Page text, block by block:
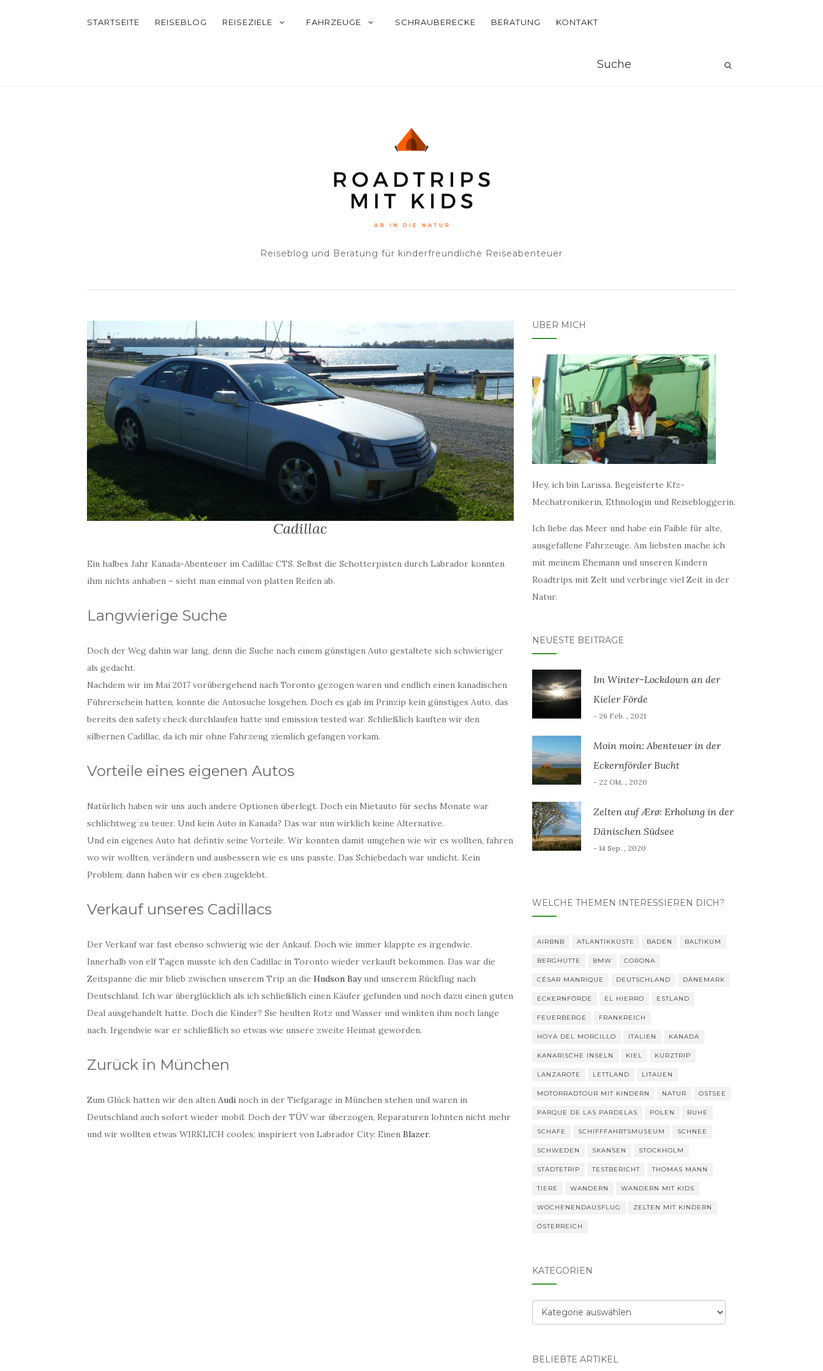
STARTSEITE REISEBLOG REISEZIELE FAHRZEUGE SCHRAUBERECKE BERATUNG KONTAKT
Reiseblog und Beratung für kinderfreundliche Reiseabenteuer
Cadillac
Ein halbes Jahr Kanada-Abenteuer im Cadillac CTS. Selbst die Schotterpisten durch Labrador konnten
ihm nichts anhaben – sieht man einmal von platten Reifen ab.
Langwierige Suche
Doch der Weg dahin war lang, denn die Suche nach einem günstigen Auto gestaltete sich schwieriger
als gedacht.
Nachdem wir im Mai 2017 vorübergehend nach Toronto gezogen waren und endlich einen kanadischen
Führerschein hatten, konnte die Autosuche losgehen. Doch es gab im Prinzip kein günstiges Auto, das
bereits den safety check durchlaufen hatte und emission tested war. Schließlich kauften wir den
silbernen Cadillac, da ich mir ohne Fahrzeug ziemlich gefangen vorkam.
Vorteile eines eigenen Autos
Natürlich haben wir uns auch andere Optionen überlegt. Doch ein Mietauto für sechs Monate war
schlichtweg zu teuer. Und kein Auto in Kanada? Das war nun wirklich keine Alternative.
Und ein eigenes Auto hat defintiv seine Vorteile. Wir konnten damit umgehen wie wir es wollten, fahren
wo wir wollten, verändern und ausbessern wie es uns passte. Das Schiebedach war undicht. Kein
Problem; dann haben wir es eben zugeklebt.
Verkauf unseres Cadillacs
Der Verkauf war fast ebenso schwierig wie der Ankauf. Doch wie immer klappte es irgendwie.
Innerhalb von elf Tagen musste ich den Cadillac in Toronto wieder verkauft bekommen. Das war die
Zeitspanne die mir blieb zwischen unserem Trip an die Hudson Bayund unserem Rückflug nach
Deutschland. Ich war überglücklich als ich schließlich einen Käufer gefunden und noch dazu einen guten
Deal ausgehandelt hatte. Doch die Kinder? Sie heulten Rotz und Wasser und winkten ihm noch lange
nach. Irgendwie war er schließlich so etwas wie unsere zweite Heimat geworden.
Zurück in München
Zum Glück hatten wir den alten Audi noch in der Tiefgarage in München stehen und waren in
Deutschland auch sofort wieder mobil. Doch der TÜV war überzogen, Reparaturen lohnten nicht mehr
und wir wollten etwas WIRKLICH cooles; inspiriert von Labrador City: Einen Blazer.
ÜBER MICH
Hey, ich bin Larissa. Begeisterte Kfz-
Mechatronikerin, Ethnologin und Reisebloggerin.
Ich liebe das Meer und habe ein Faible für alte,
ausgefallene Fahrzeuge. Am liebsten mache ich
mit meinem Ehemann und unseren Kindern
Roadtrips mit Zelt und verbringe viel Zeit in der
Natur.
NEUESTE BEITRÄGE
Im Winter-Lockdown an der
Kieler Förde
- 26 Feb. , 2021
Moin moin: Abenteuer in der
Eckernförder Bucht
- 22 Okt. , 2020
Zelten auf Ærø: Erholung in der
Dänischen Südsee
- 14 Sep. , 2020
WELCHE THEMEN INTERESSIEREN DICH?
AIRBNB ATLANTIKKÜSTE BADEN BALTIKUM
BERGHÜTTE BMW CORONA
CÉSAR MANRIQUE DEUTSCHLAND DÄNEMARK
ECKERNFÖRDE EL HIERRO ESTLAND
FEUERBERGE FRANKREICH
HOYA DEL MORCILLO ITALIEN KANADA
KANARISCHE INSELN KIEL KURZTRIP
LANZAROTE LETTLAND LITAUEN
MOTORRADTOUR MIT KINDERN NATUR OSTSEE
PARQUE DE LAS PARDELAS POLEN RUHE
SCHAFE SCHIFFFAHRTSMUSEUM SCHNEE
SCHWEDEN SKANSEN STOCKHOLM
STÄDTETRIP TESTBERICHT THOMAS MANN
TIERE WANDERN WANDERN MIT KIDS
WOCHENENDAUSFLUG ZELTEN MIT KINDERN
ÖSTERREICH
KATEGORIEN
Kategorien
BELIEBTE ARTIKEL